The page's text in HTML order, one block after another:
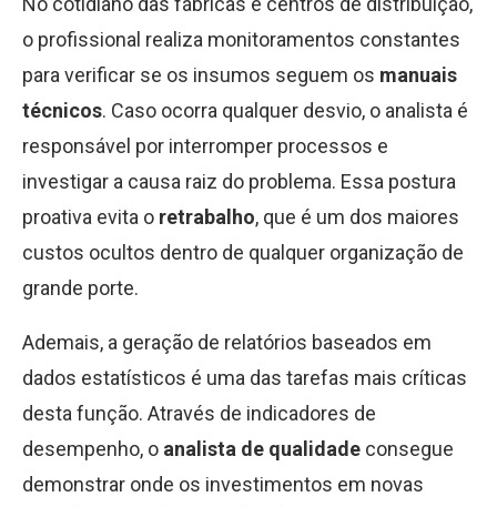
o profissional realiza monitoramentos constantes
para verificar se os insumos seguem os manuais
técnicos. Caso ocorra qualquer desvio, o analista é
responsável por interromper processos e
investigar a causa raiz do problema. Essa postura
proativa evita o retrabalho, que é um dos maiores
custos ocultos dentro de qualquer organização de
grande porte.
Ademais, a geração de relatórios baseados em
dados estatísticos é uma das tarefas mais críticas
desta função. Através de indicadores de
desempenho, o analista de qualidade consegue
demonstrar onde os investimentos em novas